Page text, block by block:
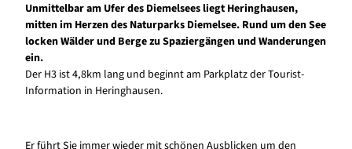
Unmittelbar am Ufer des Diemelsees liegt Heringhausen,
mitten im Herzen des Naturparks Diemelsee. Rund um den See
locken Wälder und Berge zu Spaziergängen und Wanderungen
ein.
Der H3 ist 4,8km lang und beginnt am Parkplatz der Tourist-
Information in Heringhausen.